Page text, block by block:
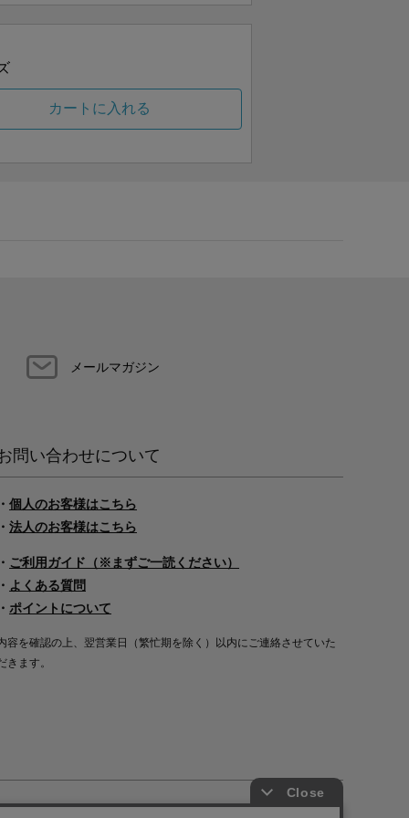
カートに入れる
メールマガジン
問い合わせについて
・ 個人のお客様はこちら
・ 法人のお客様はこちら
・ ご利用ガイド（※まずご一読ください）
・ よくある質問
・ ポイントについて
容を確認の上、翌営業日（繁忙期を除く）以内にご連絡させていた
きます。